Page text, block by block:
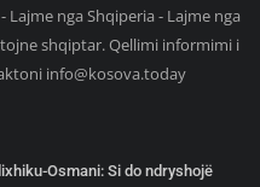
nga Shqiperia - Lajme nga
shqiptar. Qellimi informimi i
info@kosova.today
Osmani: Si do ndryshojë